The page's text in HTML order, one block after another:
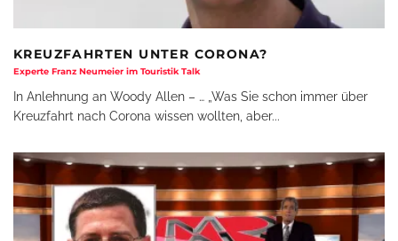
KREUZFAHRTEN UNTER CORONA?
Experte Franz Neumeier im Touristik Talk
In Anlehnung an Woody Allen – … „Was Sie schon immer über
Kreuzfahrt nach Corona wissen wollten, aber...